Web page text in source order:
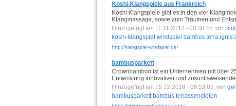
Koshi-Klangspiele aus Frankreich
Koshi Klangspiele gibt es in den vier
Klangmassage, sowie zum Träumen und
Hinzugefügt am 11.11.2012 - 00:30:45 von
koshi-klangspiel windspiel bambus terra ignis
http://klangspiel-windspiel.de/
bambusparkett
Crownbamboo ist ein Unternehmen mit über
Entwicklung innovativer und
Hinzugefügt am 15.12.2018 - 06:53:05 von
bambusparkett bambus terrassendielen